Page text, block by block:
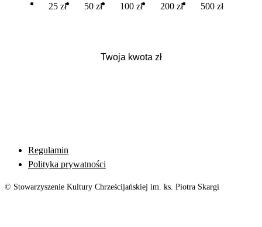
25 zł 50 zł 100 zł 200 zł 500 zł
Regulamin
Polityka prywatności
© Stowarzyszenie Kultury Chrześcijańskiej im. ks. Piotra Skargi